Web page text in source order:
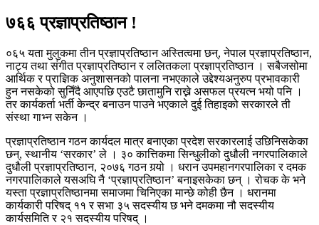
७६६ प्रज्ञाप्रतिष्ठान !
०६५ यता मुलुकमा तीन प्रज्ञाप्रतिष्ठान अस्तित्वमा छन्, नेपाल प्रज्ञाप्रतिष्ठान,
नाट्य तथा संगीत प्रज्ञाप्रतिष्ठान र ललितकला प्रज्ञाप्रतिष्ठान । सबैजसोमा
आर्थिक र प्राज्ञिक अनुशासनको पालना नभएकाले उद्देश्यअनुरुप प्रभावकारी
हुन नसकेको सुनिँदै आएपछि एउटै छातामुनि राख्ने असफल प्रयत्न भयो पनि ।
तर कार्यकर्ता भर्ती केन्द्र बनाउन पाउने भएकाले दुई तिहाइको सरकारले ती
संस्था गाभ्न सकेन ।
प्रज्ञाप्रतिष्ठान गठन कार्यदल मात्र बनाएका प्रदेश सरकारलाई उछिनिसकेका
छन्, स्थानीय ‘सरकार’ ले । ३० कात्तिकमा सिन्धुलीको दुधौली नगरपालिकाले
दुधौली प्रज्ञाप्रतिष्ठान, २०७६ गठन गर्‍यो । धरान उपमहानगरपालिका र दमक
नगरपालिकाले यसअघि नै ‘प्रज्ञाप्रतिष्ठान’ बनाइसकेका छन् । रोचक के भने
यस्ता प्रज्ञाप्रतिष्ठानमा समाजमा चिनिएका मान्छे कोही छैन । धरानमा
कार्यकारी परिषद् ११ र सभा ३५ सदस्यीय छ भने दमकमा नौ सदस्यीय
कार्यसमिति र २१ सदस्यीय परिषद् ।